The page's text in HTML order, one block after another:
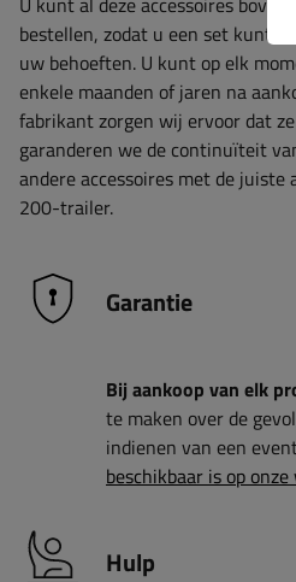
bestellen, zodat u een set kunt
uw behoeften. U kunt op elk
enkele maanden of jaren na
fabrikant zorgen wij ervoor dat
garanderen we de continuïteit
andere accessoires met de
200-trailer.
Garantie
Bij aankoop van elk
te maken over de
indienen van een
beschikbaar is op
Hulp